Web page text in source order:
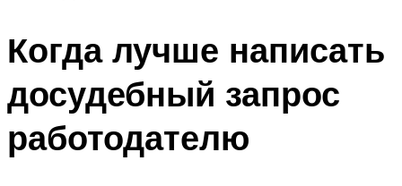
Когда лучше написать
досудебный запрос
работодателю